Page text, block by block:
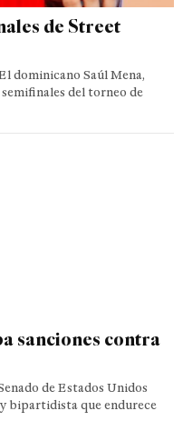
de Street
dominicano Saúl Mena,
del torneo de
sanciones contra
de Estados Unidos
bipartidista que endurece